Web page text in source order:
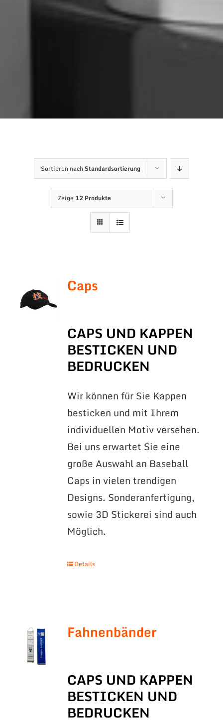
Sortieren nachStandardsortierung
Zeige 12 Produkte
Caps
CAPS UND KAPPEN
BESTICKEN UND
BEDRUCKEN
Wir können für Sie Kappen
besticken und mit Ihrem
individuellen Motiv versehen.
Bei uns erwartet Sie eine
große Auswahl an Baseball
Caps in vielen trendigen
Designs. Sonderanfertigung,
sowie 3D Stickerei sind auch
Möglich.
Details
Fahnenbänder
CAPS UND KAPPEN
BESTICKEN UND
BEDRUCKEN